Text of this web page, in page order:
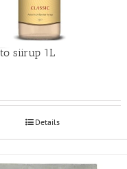
siirup 1L
Details